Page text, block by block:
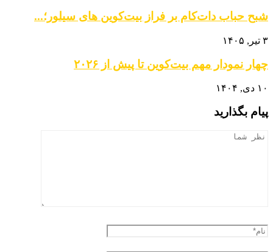
شبح حباب دات‌کام بر فراز بیت‌کوین‌ های سیلور؛...
۳ تیر, ۱۴۰۵
چهار نمودار مهم بیت‌کوین تا پیش از ۲۰۲۶
۱۰ دی, ۱۴۰۴
پیام بگذارید